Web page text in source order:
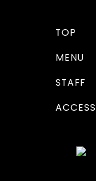
TOP
MENU
STAFF
ACCESS